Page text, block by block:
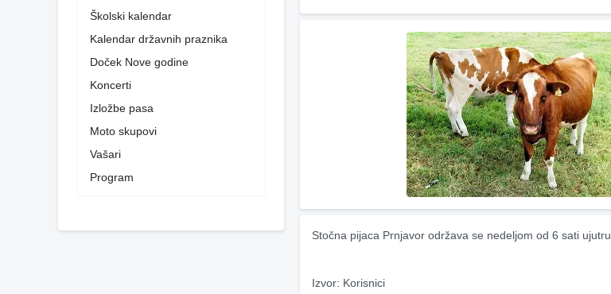
Školski kalendar
Kalendar državnih praznika
Doček Nove godine
Koncerti
Izložbe pasa
Moto skupovi
Vašari
Program
Stočna pijaca Prnjavor održava se nedeljom od 6 sati ujutru.
Izvor: Korisnici